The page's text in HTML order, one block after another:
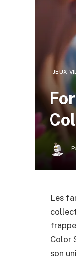
JEUX
Les
Color
son